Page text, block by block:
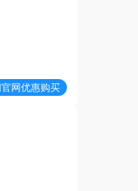
官网优惠购买